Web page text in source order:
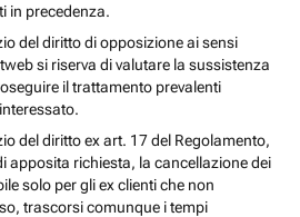
in precedenza.
del diritto di opposizione ai sensi
si riserva di valutare la sussistenza
il trattamento prevalenti
del diritto ex art. 17 del Regolamento,
apposita richiesta, la cancellazione dei
solo per gli ex clienti che non
trascorsi comunque i tempi